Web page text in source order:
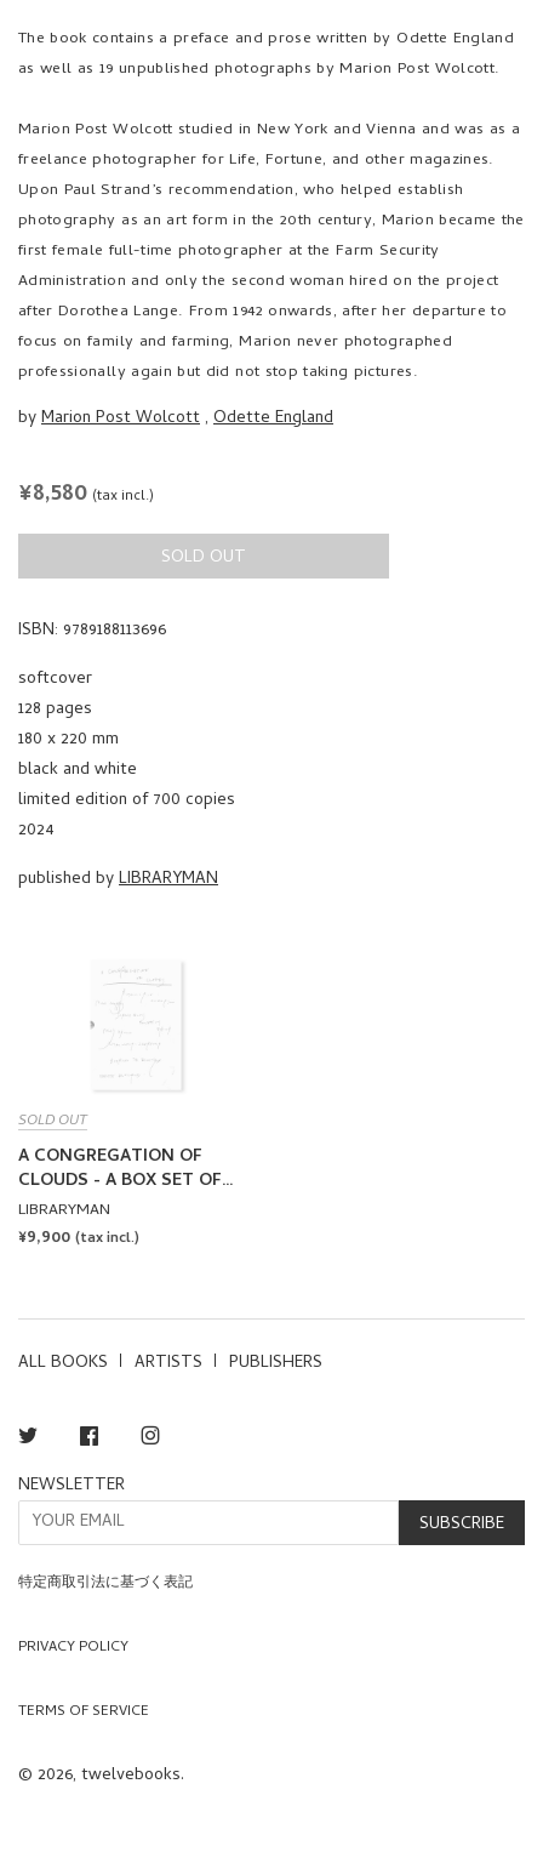
The book contains a preface and prose written by Odette England
as well as 19 unpublished photographs by Marion Post Wolcott.
Marion Post Wolcott studied in New York and Vienna and was as a
freelance photographer for Life, Fortune, and other magazines.
Upon Paul Strand’s recommendation, who helped establish
photography as an art form in the 20th century, Marion became the
first female full-time photographer at the Farm Security
Administration and only the second woman hired on the project
after Dorothea Lange. From 1942 onwards, after her departure to
focus on family and farming, Marion never photographed
professionally again but did not stop taking pictures.
byMarion Post Wolcott, Odette England
REGULAR
¥8,580 (tax incl.)
SOLD OUT
ISBN: 9789188113696
softcover
128 pages
180 x 220 mm
black and white
limited edition of 700 copies
2024
published byLIBRARYMAN
SOLD OUT
A CONGREGATION OF
CLOUDS - A BOX SET OF
ZINES BY 8 ARTISTS
LIBRARYMAN
REGULAR
¥9,900 (tax incl.)
ALL BOOKS ARTISTS PUBLISHERS
Twitter Facebook
NEWSLETTER
SUBSCRIBE
特定商取引法に基づく表記
PRIVACY POLICY
TERMS OF SERVICE
© 2026, twelvebooks.